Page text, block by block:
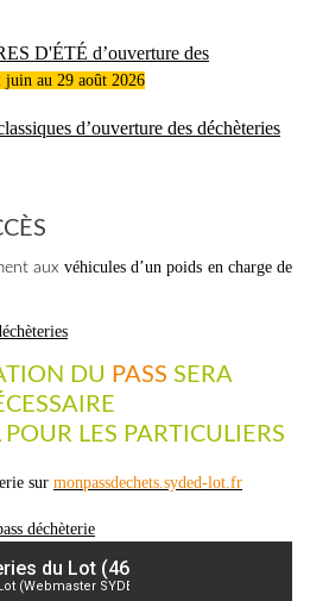
D'ÉTÉ d’ouverture des
juin au 29 août 2026
d’ouverture des déchèteries
aux véhicules d’un poids en charge de
DU PASS SERA
POUR LES PARTICULIERS
sur monpassdechets.syded-lot.fr
déchèterie